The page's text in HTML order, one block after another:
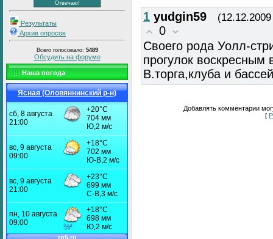
Результаты
Архив опросов
Всего голосовало: 5489
Обсудить на форуме
Наша погода
Ясная (Оловяннинский р-н)
1 yudgin59
0
Своего рода Уолл-
прогулок
В.торга,клуба и
Добавлять комментарии
[